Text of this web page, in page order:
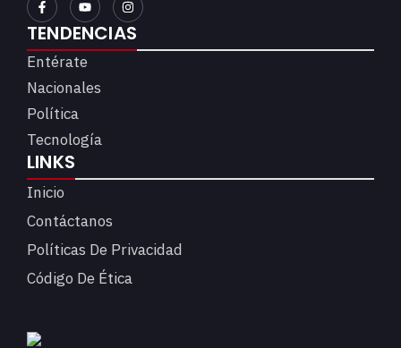
TENDENCIAS
Entérate
Nacionales
Política
Tecnología
LINKS
Inicio
Contáctanos
Políticas De Privacidad
Código De Ética